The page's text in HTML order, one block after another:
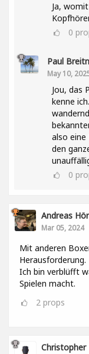
Ja,
0
Paul
May 10,
Jou, das
kenne
also
den
0
Andreas
Mar 05, 2024
Mit anderen
Herausforderung.
Ich bin verblüfft
Spielen macht.
2 props